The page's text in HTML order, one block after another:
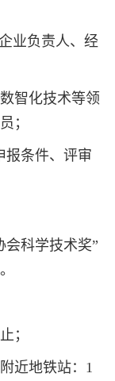
业负责人、经
智化技术等领
；
报条件、评审
会科学技术奖”
；
近地铁站：1